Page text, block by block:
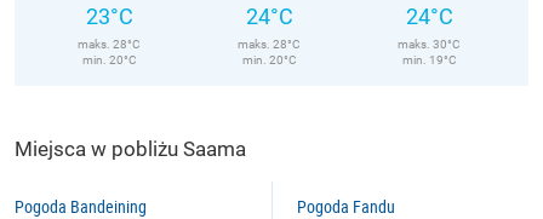
23°C
maks. 28°C
min. 20°C
24°C
maks. 28°C
min. 20°C
24°C
maks. 30°C
min. 19°C
Miejsca w pobliżu Saama
Pogoda Bandeining Pogoda Fandu